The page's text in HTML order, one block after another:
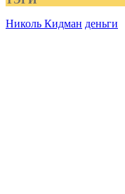
Николь Кидман деньги